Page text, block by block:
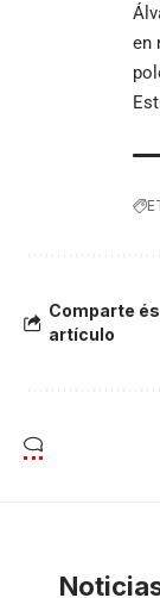
en
Comparte
artículo